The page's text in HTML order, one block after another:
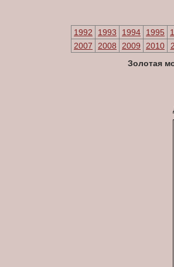
1992
1993 1994 1995
2007
2008 2009 2010
Золотая